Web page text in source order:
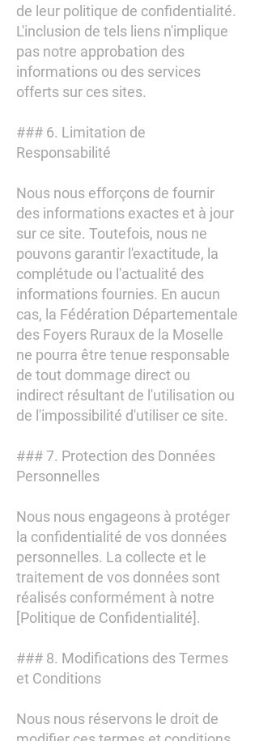
de leur politique de confidentialité.
L'inclusion de tels liens n'implique
pas notre approbation des
informations ou des services
offerts sur ces sites.
### 6. Limitation de
Responsabilité
Nous nous efforçons de fournir
des informations exactes et à jour
sur ce site. Toutefois, nous ne
pouvons garantir l'exactitude, la
complétude ou l'actualité des
informations fournies. En aucun
cas, la Fédération Départementale
des Foyers Ruraux de la Moselle
ne pourra être tenue responsable
de tout dommage direct ou
indirect résultant de l'utilisation ou
de l'impossibilité d'utiliser ce site.
### 7. Protection des Données
Personnelles
Nous nous engageons à protéger
la confidentialité de vos données
personnelles. La collecte et le
traitement de vos données sont
réalisés conformément à notre
[Politique de Confidentialité].
### 8. Modifications des Termes
et Conditions
Nous nous réservons le droit de